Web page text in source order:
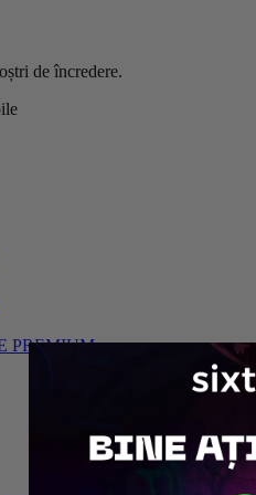
de încredere.
PREMIUM